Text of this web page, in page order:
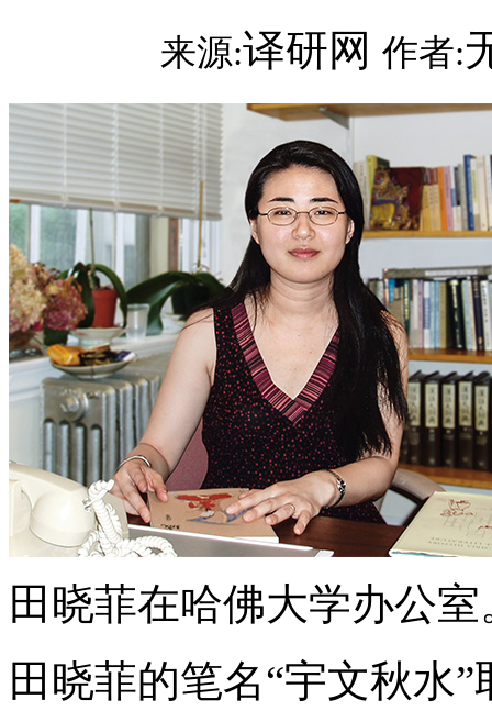
来源:译研网 作者:
田晓菲在哈佛大学办公室
田晓菲的笔名“宇文秋水